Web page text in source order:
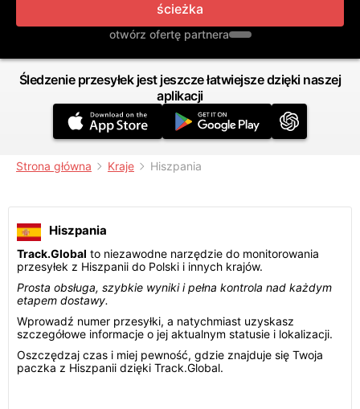
ścieżka
otwórz ofertę partnera
Śledzenie przesyłek jest jeszcze łatwiejsze dzięki naszej
aplikacji
Strona główna Kraje Hiszpania
Hiszpania
Track.Global to niezawodne narzędzie do monitorowania
przesyłek z Hiszpanii do Polski i innych krajów.
Prosta obsługa, szybkie wyniki i pełna kontrola nad każdym
etapem dostawy.
Wprowadź numer przesyłki, a natychmiast uzyskasz
szczegółowe informacje o jej aktualnym statusie i lokalizacji.
Oszczędzaj czas i miej pewność, gdzie znajduje się Twoja
paczka z Hiszpanii dzięki Track.Global.